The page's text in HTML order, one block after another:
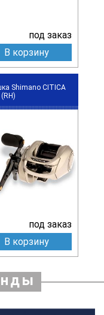
под заказ
В корзину
Shimano CITICA
под заказ
В корзину